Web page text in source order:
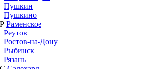
Пушкин
Пушкино
Р Раменское
Реутов
Ростов-на-Дону
Рыбинск
Рязань